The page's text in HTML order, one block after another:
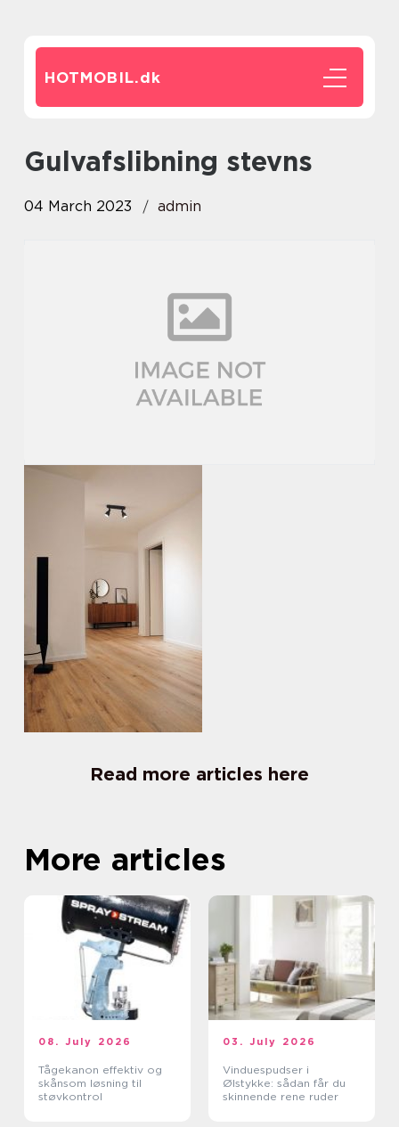
HOTMOBIL.dk
gulvafslibning stevns
04 March 2023 admin
Read more articles here
More articles
08. July 2026
Tågekanon effektiv og
skånsom løsning til
støvkontrol
03. July 2026
Vinduespudser i
Ølstykke: sådan får du
skinnende rene ruder